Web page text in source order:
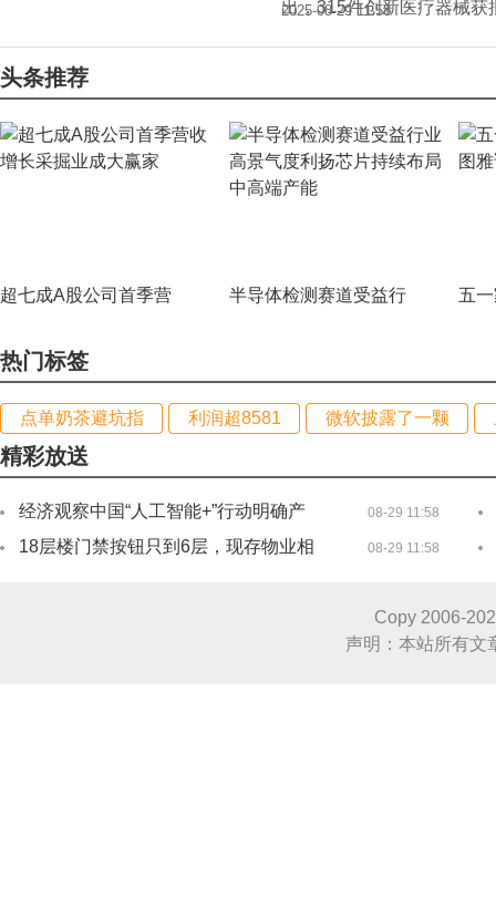
出，315件创新医疗器械获
2025-08-29 11:58
头条推荐
超七成A股公司首季营 半导体检测赛道受益行 五
热门标签
点单奶茶避坑指 利润超8581 微软披露了一颗
精彩放送
经济观察中国“人工智能+”行动明确产 08-29 11:58
18层楼门禁按钮只到6层，现存物业相 08-29 11:58
Copy 2006-
声明：本站所有文